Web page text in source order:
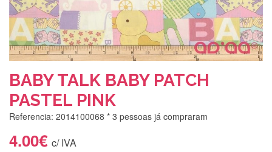
BABY TALK BABY PATCH
PASTEL PINK
Referencia: 2014100068 * 3 pessoas já compraram
4.00€ c/ IVA